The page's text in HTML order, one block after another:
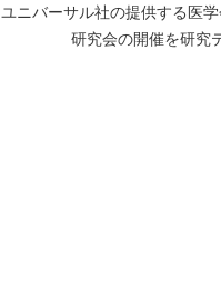
ユニバーサル社の提供する医
研究会の開催を研究